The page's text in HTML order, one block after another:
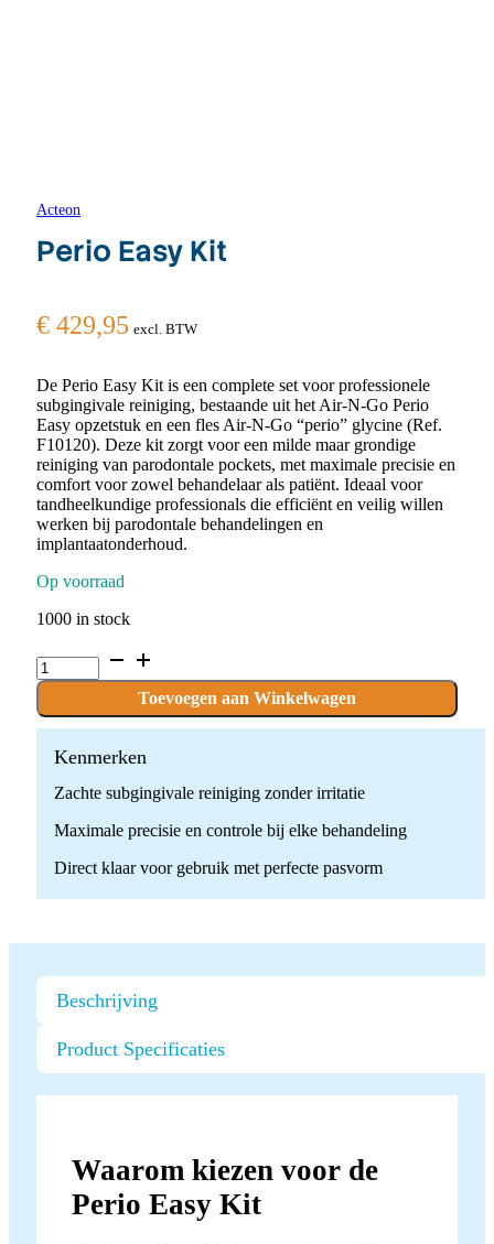
Acteon
Perio Easy Kit
€ 429,95 excl. BTW
De Perio Easy Kit is een complete set voor professionele
subgingivale reiniging, bestaande uit het Air-N-Go Perio
Easy opzetstuk en een fles Air-N-Go “perio” glycine (Ref.
F10120). Deze kit zorgt voor een milde maar grondige
reiniging van parodontale pockets, met maximale precisie en
comfort voor zowel behandelaar als patiënt. Ideaal voor
tandheelkundige professionals die efficiënt en veilig willen
werken bij parodontale behandelingen en
implantaatonderhoud.
Op voorraad
1000 in stock
Perio
Easy
quantity
Toevoegen aan Winkelwagen
Kenmerken
Zachte subgingivale reiniging zonder irritatie
Maximale precisie en controle bij elke behandeling
Direct klaar voor gebruik met perfecte pasvorm
Beschrijving
Product Specificaties
Waarom kiezen voor de
Perio Easy Kit